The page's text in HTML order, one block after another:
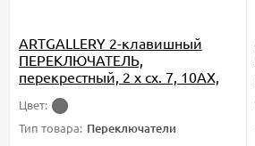
ARTGALLERY 2-клавишный
ПЕРЕКЛЮЧАТЕЛЬ,
перекрестный, 2 x сх. 7, 10АХ,
механизм, БАЗАЛЬТ,
GAL001473
Цвет:
Тип товара: Переключатели